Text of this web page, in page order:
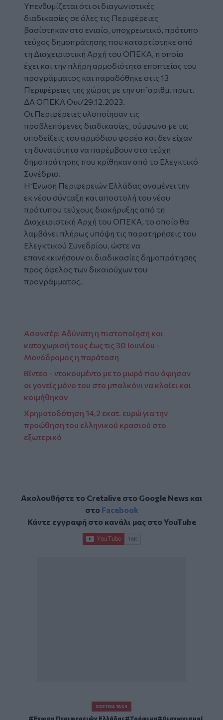
Υπενθυμίζεται ότι οι διαγωνιστικές
διαδικασίες σε όλες τις Περιφέρειες
βασίστηκαν στο ενιαίο, υποχρεωτικό, πρότυπο
τεύχος δημοπράτησης που καταρτίστηκε από
τη Διαχειριστική Αρχή του ΟΠΕΚΑ, η οποία
έχει και την πλήρη αρμοδιότητα εποπτείας του
προγράμματος και παραδόθηκε στις 13
Περιφέρειες της χώρας με την υπ᾽αριθμ. πρωτ.
ΔΑ ΟΠΕΚΑ Οικ/29.12.2023.
Οι Περιφέρειες υλοποίησαν τις
προβλεπόμενες διαδικασίες, σύμφωνα με τις
υποδείξεις του αρμόδιου φορέα και δεν είχαν
τη δυνατότητα να παρέμβουν στα τεύχη
δημοπράτησης που κρίθηκαν από το Ελεγκτικό
Συνέδριο.
Η Ένωση Περιφερειών Ελλάδας αναμένει την
εκ νέου σύνταξη και αποστολή του νέου
πρότυπου τεύχους διακήρυξης από τη
Διαχειριστική Αρχή του ΟΠΕΚΑ, το οποίο θα
λαμβάνει πλήρως υπόψη τις παρατηρήσεις του
Ελεγκτικού Συνεδρίου, ώστε να
επανεκκινήσουν οι διαδικασίες δημοπράτησης
προς όφελος των δικαιούχων του
προγράμματος.
Ασανσέρ: Αδύνατη η πιστοποίηση και
καταχωρισή τους έως τις 30 Ιουνίου -
Μονόδρομος η παράταση
Βίντεο - ντοκουμέντο με το μωρό που άφησαν
οι γονείς μόνο του στο μπαλκόνι να κλαίει και
κοιμήθηκαν
Χρηματοδότηση 14,2 εκατ. ευρώ για την
προώθηση του ελληνικού κρασιού στο
εξωτερικό
Ακολουθήστε το Cretalive στο Google Newsκαι
στο Facebook
Κάντε εγγραφή στο κανάλι μας στοYouTube
ΣΧΕΤΙΚΆ TAGS
Ένωση Περιφερειών Ελλάδας Τρόφιμα Διαγωνισμοί